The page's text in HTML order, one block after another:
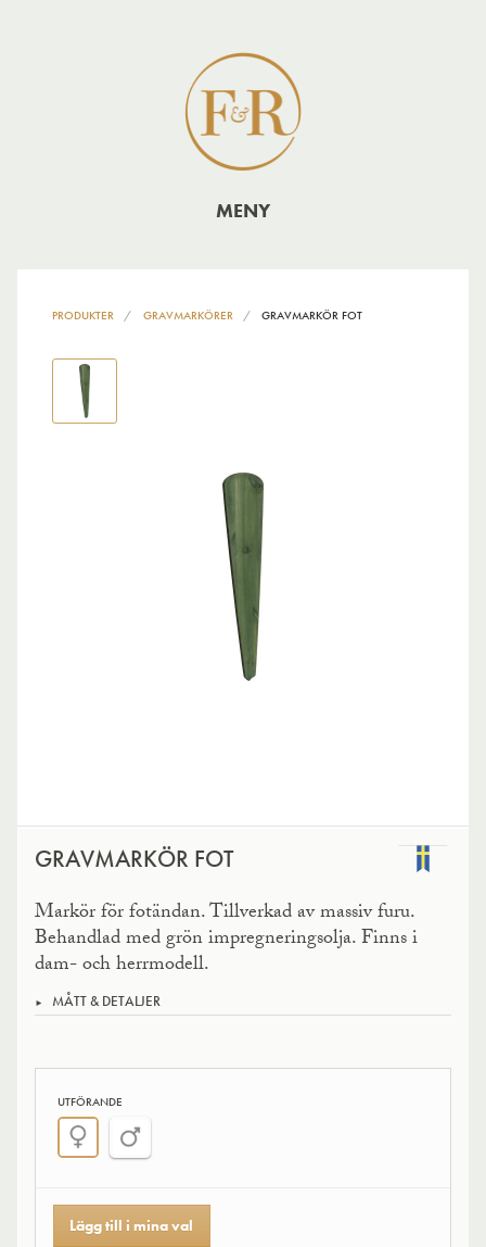
MENY
PRODUKTER GRAVMARKÖRER GRAVMARKÖR FOT
GRAVMARKÖR FOT
Markör för fotändan. Tillverkad av massiv furu.
Behandlad med grön impregneringsolja. Finns i
dam- och herrmodell.
MÅTT & DETALJER
UTFÖRANDE
Lägg till i mina val